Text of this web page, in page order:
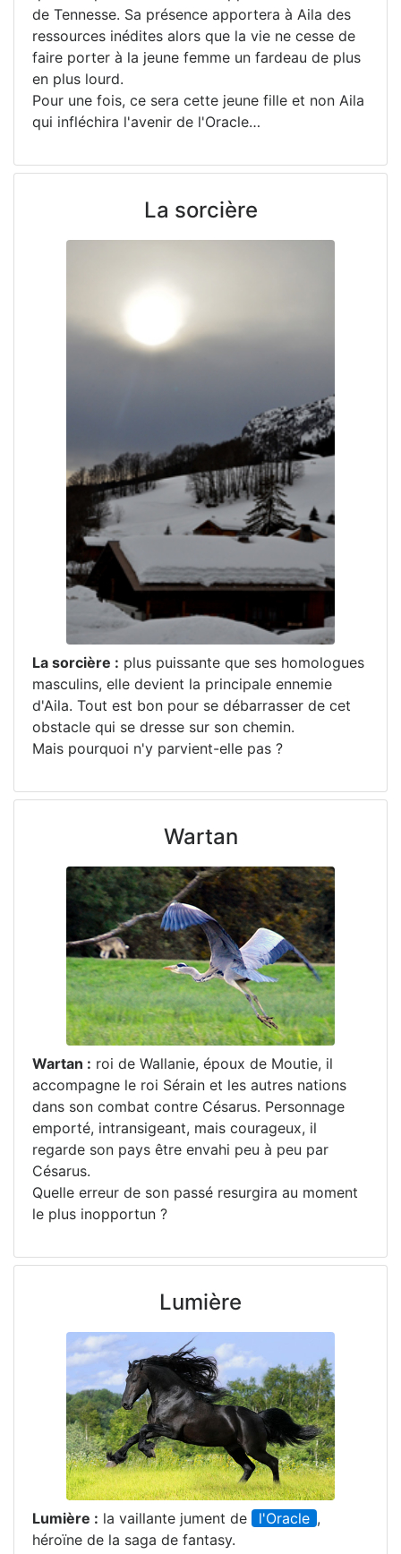
de Tennesse. Sa présence apportera à Aila des
ressources inédites alors que la vie ne cesse de
faire porter à la jeune femme un fardeau de plus
en plus lourd.
Pour une fois, ce sera cette jeune fille et non Aila
qui infléchira l'avenir de l'Oracle…
La sorcière
La sorcière : plus puissante que ses homologues
masculins, elle devient la principale ennemie
d'Aila. Tout est bon pour se débarrasser de cet
obstacle qui se dresse sur son chemin.
Mais pourquoi n'y parvient-elle pas ?
Wartan
Wartan : roi de Wallanie, époux de Moutie, il
accompagne le roi Sérain et les autres nations
dans son combat contre Césarus. Personnage
emporté, intransigeant, mais courageux, il
regarde son pays être envahi peu à peu par
Césarus.
Quelle erreur de son passé resurgira au moment
le plus inopportun ?
Lumière
Lumière : la vaillante jument de l'Oracle ,
héroïne de la saga de fantasy.